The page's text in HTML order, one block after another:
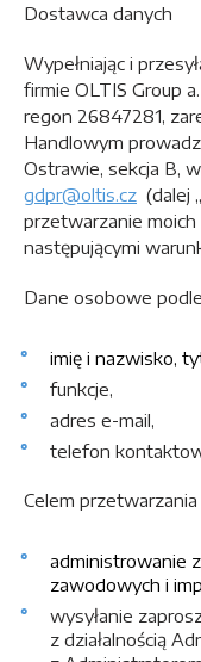
Dostawca danych
Wypełniając i
firmie OLTIS Group
regon 26847281,
Handlowym
Ostrawie, sekcja B,
gdpr@oltis.cz (dalej
przetwarzanie
następującymi
Dane osobowe
imię i nazwisko,
funkcje,
adres e-mail,
telefon
Celem
administrowanie
zawodowych i
wysyłanie
z działalnością